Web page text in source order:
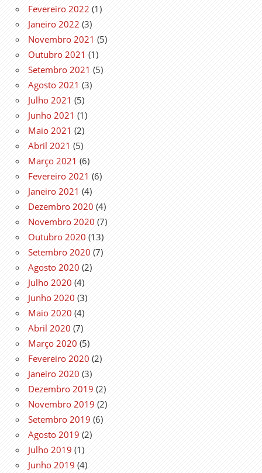
Fevereiro 2022 (1)
Janeiro 2022 (3)
Novembro 2021 (5)
Outubro 2021 (1)
Setembro 2021 (5)
Agosto 2021 (3)
Julho 2021 (5)
Junho 2021 (1)
Maio 2021 (2)
Abril 2021 (5)
Março 2021 (6)
Fevereiro 2021 (6)
Janeiro 2021 (4)
Dezembro 2020 (4)
Novembro 2020 (7)
Outubro 2020 (13)
Setembro 2020 (7)
Agosto 2020 (2)
Julho 2020 (4)
Junho 2020 (3)
Maio 2020 (4)
Abril 2020 (7)
Março 2020 (5)
Fevereiro 2020 (2)
Janeiro 2020 (3)
Dezembro 2019 (2)
Novembro 2019 (2)
Setembro 2019 (6)
Agosto 2019 (2)
Julho 2019 (1)
Junho 2019 (4)